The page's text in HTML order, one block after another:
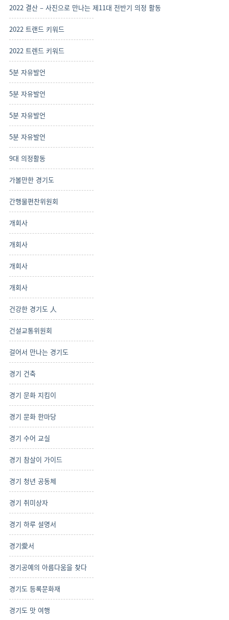
2022 결산 – 사진으로 만나는 제11대 전반기 의정 활동
2022 트랜드 키워드
2022 트렌드 키워드
5분 자유발언
5분 자유발언
5분 자유발언
5분 자유발언
9대 의정활동
가볼만한 경기도
간행물편찬위원회
개회사
개회사
개회사
개회사
건강한 경기도 人
건설교통위원회
걸어서 만나는 경기도
경기 건축
경기 문화 지킴이
경기 문화 한마당
경기 수어 교실
경기 참살이 가이드
경기 청년 공동체
경기 취미상자
경기 하루 설명서
경기愛서
경기공예의 아름다움을 찾다
경기도 등록문화재
경기도 맛 여행